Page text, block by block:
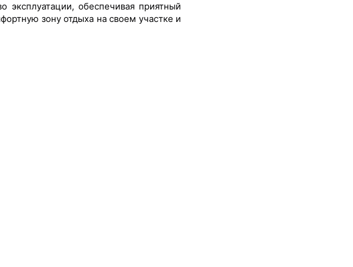
эксплуатации, обеспечивая приятный
зону отдыха на своем участке и